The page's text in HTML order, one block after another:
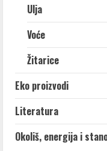
Ulja
Voće
Žitarice
Eko proizvodi
Literatura
Okoliš, energija i